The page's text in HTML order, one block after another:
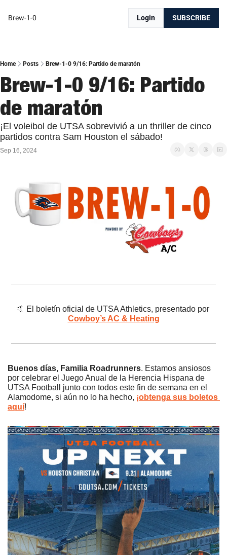
Brew-1-0 Login SUBSCRIBE
Home Posts Brew-1-0 9/16: Partido de maratón
Brew-1-0 9/16: Partido
de maratón
¡El voleibol de UTSA sobrevivió a un thriller de cinco
partidos contra Sam Houston el sábado!
Sep 16, 2024
🤙
El boletín oficial de UTSA Athletics, presentado por
Cowboy’s AC & Heating
Buenos días, Familia Roadrunners. Estamos ansiosos
por celebrar el Juego Anual de la Herencia Hispana de
UTSA Football junto con todos este fin de semana en el
Alamodome, si aún no lo ha hecho, ¡obtenga sus boletos
aquí!